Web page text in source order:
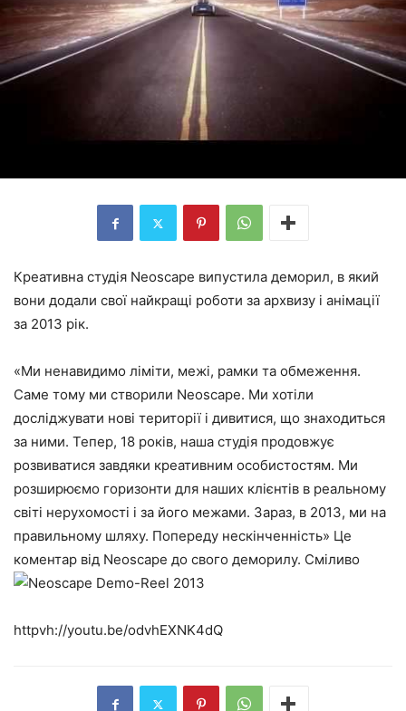
Креативна студія Neoscape випустила деморил, в який
вони додали свої найкращі роботи за архвизу і анімації
за 2013 рік.
«Ми ненавидимо ліміти, межі, рамки та обмеження.
Саме тому ми створили Neoscape. Ми хотіли
досліджувати нові території і дивитися, що знаходиться
за ними. Тепер, 18 років, наша студія продовжує
розвиватися завдяки креативним особистостям. Ми
розширюємо горизонти для наших клієнтів в реальному
світі нерухомості і за його межами. Зараз, в 2013, ми на
правильному шляху. Попереду нескінченність» Це
коментар від Neoscape до свого деморилу. Сміливо
httpvh://youtu.be/odvhEXNK4dQ